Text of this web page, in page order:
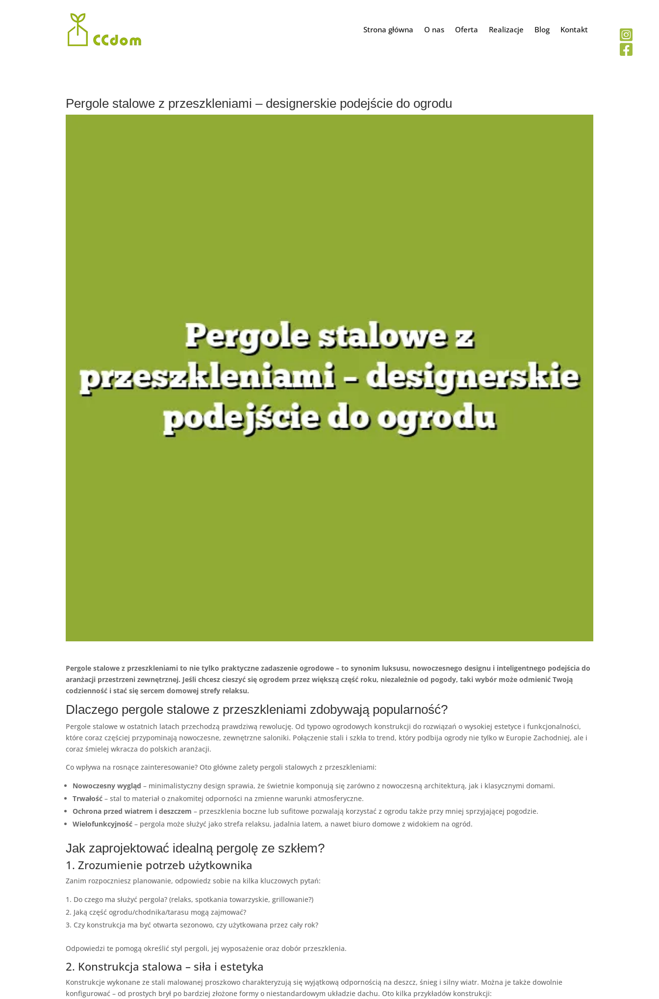
Strona główna O nas Oferta Realizacje Blog Kontakt


Pergole stalowe z przeszkleniami – designerskie podejście do ogrodu
Pergole stalowe z przeszkleniami to nie tylko praktyczne zadaszenie ogrodowe – to synonim luksusu, nowoczesnego designu i inteligentnego podejścia do
aranżacji przestrzeni zewnętrznej. Jeśli chcesz cieszyć się ogrodem przez większą część roku, niezależnie od pogody, taki wybór może odmienić Twoją
codzienność i stać się sercem domowej strefy relaksu.
Dlaczego pergole stalowe z przeszkleniami zdobywają popularność?
Pergole stalowe w ostatnich latach przechodzą prawdziwą rewolucję. Od typowo ogrodowych konstrukcji do rozwiązań o wysokiej estetyce i funkcjonalności,
które coraz częściej przypominają nowoczesne, zewnętrzne saloniki. Połączenie stali i szkła to trend, który podbija ogrody nie tylko w Europie Zachodniej, ale i
coraz śmielej wkracza do polskich aranżacji.
Co wpływa na rosnące zainteresowanie? Oto główne zalety pergoli stalowych z przeszkleniami:
Nowoczesny wygląd – minimalistyczny design sprawia, że świetnie komponują się zarówno z nowoczesną architekturą, jak i klasycznymi domami.
Trwałość – stal to materiał o znakomitej odporności na zmienne warunki atmosferyczne.
Ochrona przed wiatrem i deszczem – przeszklenia boczne lub sufitowe pozwalają korzystać z ogrodu także przy mniej sprzyjającej pogodzie.
Wielofunkcyjność – pergola może służyć jako strefa relaksu, jadalnia latem, a nawet biuro domowe z widokiem na ogród.
Jak zaprojektować idealną pergolę ze szkłem?
1. Zrozumienie potrzeb użytkownika
Zanim rozpoczniesz planowanie, odpowiedz sobie na kilka kluczowych pytań:
Do czego ma służyć pergola? (relaks, spotkania towarzyskie, grillowanie?)
Jaką część ogrodu/chodnika/tarasu mogą zajmować?
Czy konstrukcja ma być otwarta sezonowo, czy użytkowana przez cały rok?
Odpowiedzi te pomogą określić styl pergoli, jej wyposażenie oraz dobór przeszklenia.
2. Konstrukcja stalowa – siła i estetyka
Konstrukcje wykonane ze stali malowanej proszkowo charakteryzują się wyjątkową odpornością na deszcz, śnieg i silny wiatr. Można je także dowolnie
konfigurować – od prostych brył po bardziej złożone formy o niestandardowym układzie dachu. Oto kilka przykładów konstrukcji: